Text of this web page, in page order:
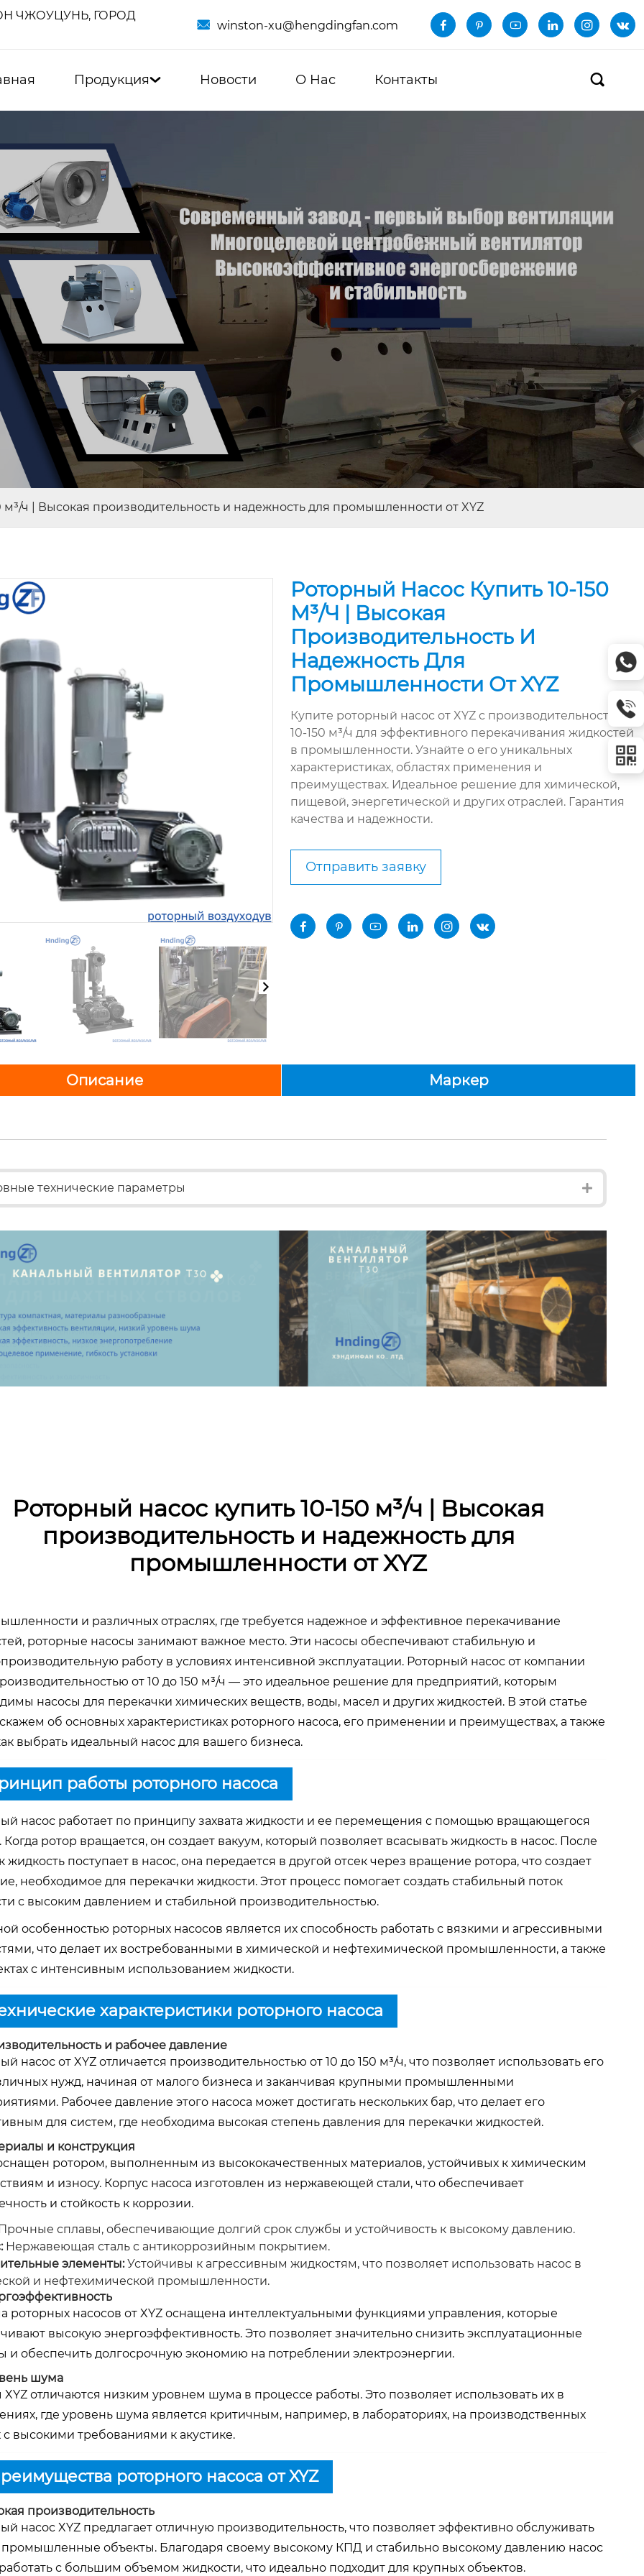
ЧЖОУЦУНЬ, ГОРОД
 winston-xu@hengdingfan.com      
Продукция Новости О Нас Контакты 
м³/ч | Высокая производительность и надежность для промышленности от XYZ
Роторный Насос Купить 10-150
М³/ч | Высокая
Производительность И
Надежность Для
Промышленности От XYZ
Купите роторный насос от XYZ с производительностью
10-150 м³/ч для эффективного перекачивания жидкостей
в промышленности. Узнайте о его уникальных
характеристиках, областях применения и
преимуществах. Идеальное решение для химической,
пищевой, энергетической и других отраслей. Гарантия
качества и надежности.
Отправить заявку
     
Описание Маркер
технические параметры Expand
Роторный насос купить 10-150 м³/ч | Высокая
производительность и надежность для
промышленности от XYZ
и различных отраслях, где требуется надежное и эффективное перекачивание
роторные насосы занимают важное место. Эти насосы обеспечивают стабильную и
работу в условиях интенсивной эксплуатации. Роторный насос от компании
от 10 до 150 м³/ч — это идеальное решение для предприятий, которым
насосы для перекачки химических веществ, воды, масел и других жидкостей. В этой статье
об основных характеристиках роторного насоса, его применении и преимуществах, а также
выбрать идеальный насос для вашего бизнеса.
работы роторного насоса
насос работает по принципу захвата жидкости и ее перемещения с помощью вращающегося
Когда ротор вращается, он создает вакуум, который позволяет всасывать жидкость в насос. После
жидкость поступает в насос, она передается в другой отсек через вращение ротора, что создает
необходимое для перекачки жидкости. Этот процесс помогает создать стабильный поток
с высоким давлением и стабильной производительностью.
особенностью роторных насосов является их способность работать с вязкими и агрессивными
что делает их востребованными в химической и нефтехимической промышленности, а также
с интенсивным использованием жидкости.
характеристики роторного насоса
и рабочее давление
насос от XYZ отличается производительностью от 10 до 150 м³/ч, что позволяет использовать его
нужд, начиная от малого бизнеса и заканчивая крупными промышленными
Рабочее давление этого насоса может достигать нескольких бар, что делает его
для систем, где необходима высокая степень давления для перекачки жидкостей.
и конструкция
ротором, выполненным из высококачественных материалов, устойчивых к химическим
и износу. Корпус насоса изготовлен из нержавеющей стали, что обеспечивает
и стойкость к коррозии.
сплавы, обеспечивающие долгий срок службы и устойчивость к высокому давлению.
Нержавеющая сталь с антикоррозийным покрытием.
элементы:Устойчивы к агрессивным жидкостям, что позволяет использовать насос в
и нефтехимической промышленности.
роторных насосов от XYZ оснащена интеллектуальными функциями управления, которые
высокую энергоэффективность. Это позволяет значительно снизить эксплуатационные
и обеспечить долгосрочную экономию на потреблении электроэнергии.
шума
XYZ отличаются низким уровнем шума в процессе работы. Это позволяет использовать их в
где уровень шума является критичным, например, в лабораториях, на производственных
с высокими требованиями к акустике.
роторного насоса от XYZ
производительность
насос XYZ предлагает отличную производительность, что позволяет эффективно обслуживать
объекты. Благодаря своему высокому КПД и стабильно высокому давлению насос
с большим объемом жидкости, что идеально подходит для крупных объектов.